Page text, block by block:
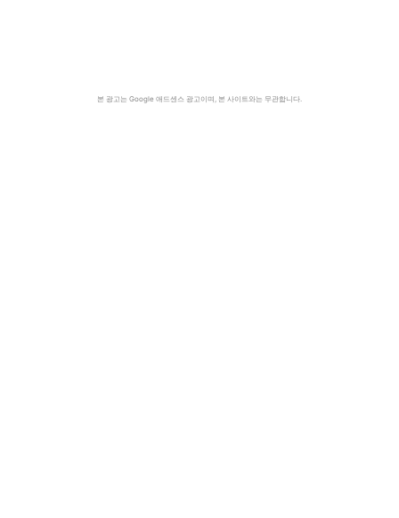
본 광고는 Google 애드센스 광고이며, 본 사이트와는 무관합니다.